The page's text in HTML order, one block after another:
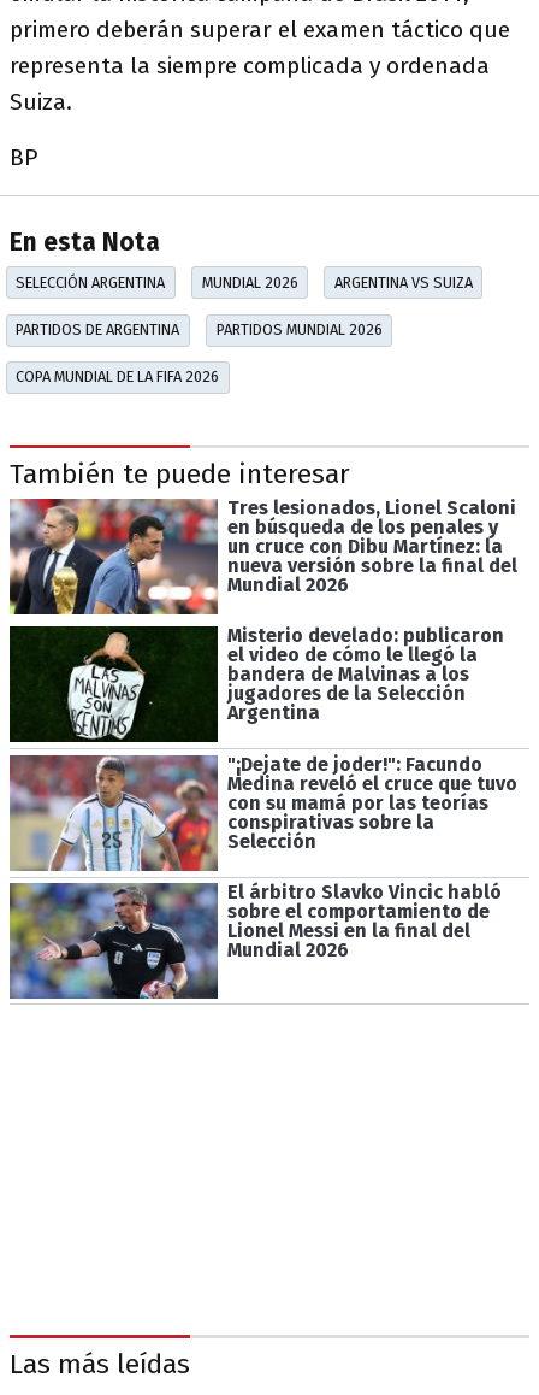
primero deberán superar el examen táctico que
representa la siempre complicada y ordenada
Suiza.
BP
En esta Nota
SELECCIÓN ARGENTINA MUNDIAL 2026 ARGENTINA VS SUIZA
PARTIDOS DE ARGENTINA PARTIDOS MUNDIAL 2026
COPA MUNDIAL DE LA FIFA 2026
También te puede interesar
Tres lesionados, Lionel Scaloni
en búsqueda de los penales y
un cruce con Dibu Martínez: la
nueva versión sobre la final del
Mundial 2026
Misterio develado: publicaron
el video de cómo le llegó la
bandera de Malvinas a los
jugadores de la Selección
Argentina
"¡Dejate de joder!": Facundo
Medina reveló el cruce que tuvo
con su mamá por las teorías
conspirativas sobre la
Selección
El árbitro Slavko Vincic habló
sobre el comportamiento de
Lionel Messi en la final del
Mundial 2026
Las más leídas